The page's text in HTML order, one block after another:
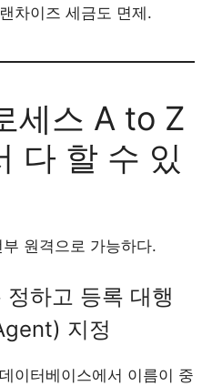
차이즈 세금도 면제.
세스 A to Z
다 할 수 있
원격으로 가능하다.
하고 등록 대행
지정
이터베이스에서 이름이 중